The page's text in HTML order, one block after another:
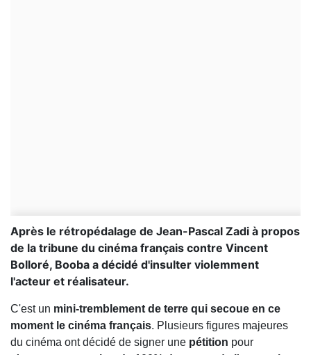
Après le rétropédalage de Jean-Pascal Zadi à propos
de la tribune du cinéma français contre Vincent
Bolloré, Booba a décidé d'insulter violemment
l'acteur et réalisateur.
C'est un mini-tremblement de terre qui secoue en ce
moment le cinéma français. Plusieurs figures majeures
du cinéma ont décidé de signer une pétition pour